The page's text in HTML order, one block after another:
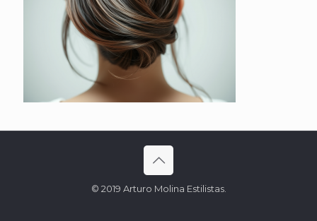
© 2019 Arturo Molina Estilistas.